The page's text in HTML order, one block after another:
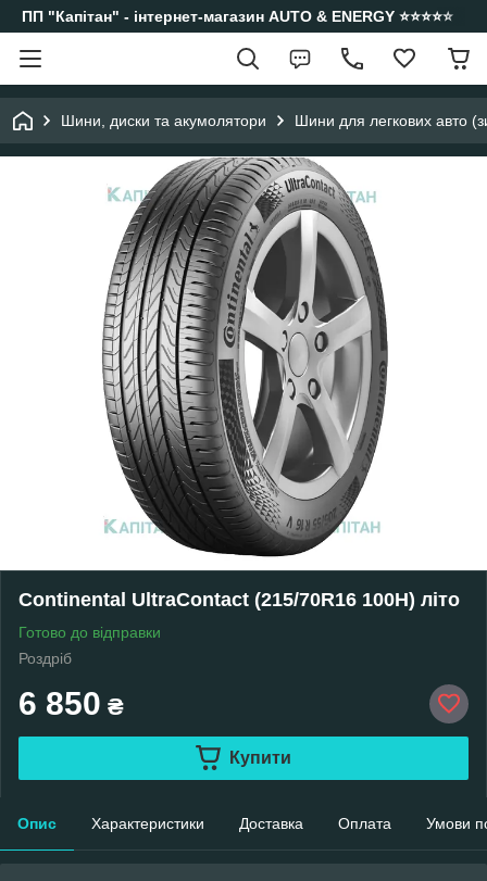
ПП "Капітан" - інтернет-магазин AUTO & ENERGY ⭐️⭐️⭐️⭐️⭐️
Шини, диски та акумолятори Шини для легкових авто
Continental UltraContact (215/70R16 100H) літо
Готово до відправки
Роздріб
6 850 ₴
Купити
Опис Характеристики Доставка Оплата Умови